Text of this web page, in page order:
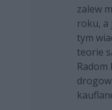
zalew
roku, a
tym
teorie